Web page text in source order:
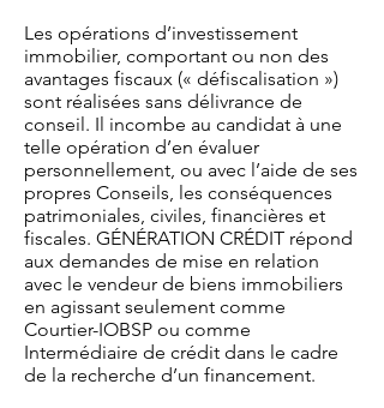
Les opérations d’investissement
immobilier, comportant ou non des
avantages fiscaux (« défiscalisation »)
sont réalisées sans délivrance de
conseil. Il incombe au candidat à une
telle opération d’en évaluer
personnellement, ou avec l’aide de ses
propres Conseils, les conséquences
patrimoniales, civiles, financières et
fiscales. GÉNÉRATION CRÉDIT répond
aux demandes de mise en relation
avec le vendeur de biens immobiliers
en agissant seulement comme
Courtier-IOBSP ou comme
Intermédiaire de crédit dans le cadre
de la recherche d’un financement.